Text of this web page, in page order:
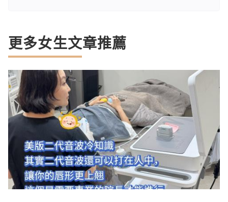
更多女生文章推薦